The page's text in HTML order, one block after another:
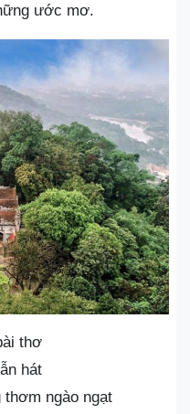
ước mơ.
thơ
hát
ngào ngạt